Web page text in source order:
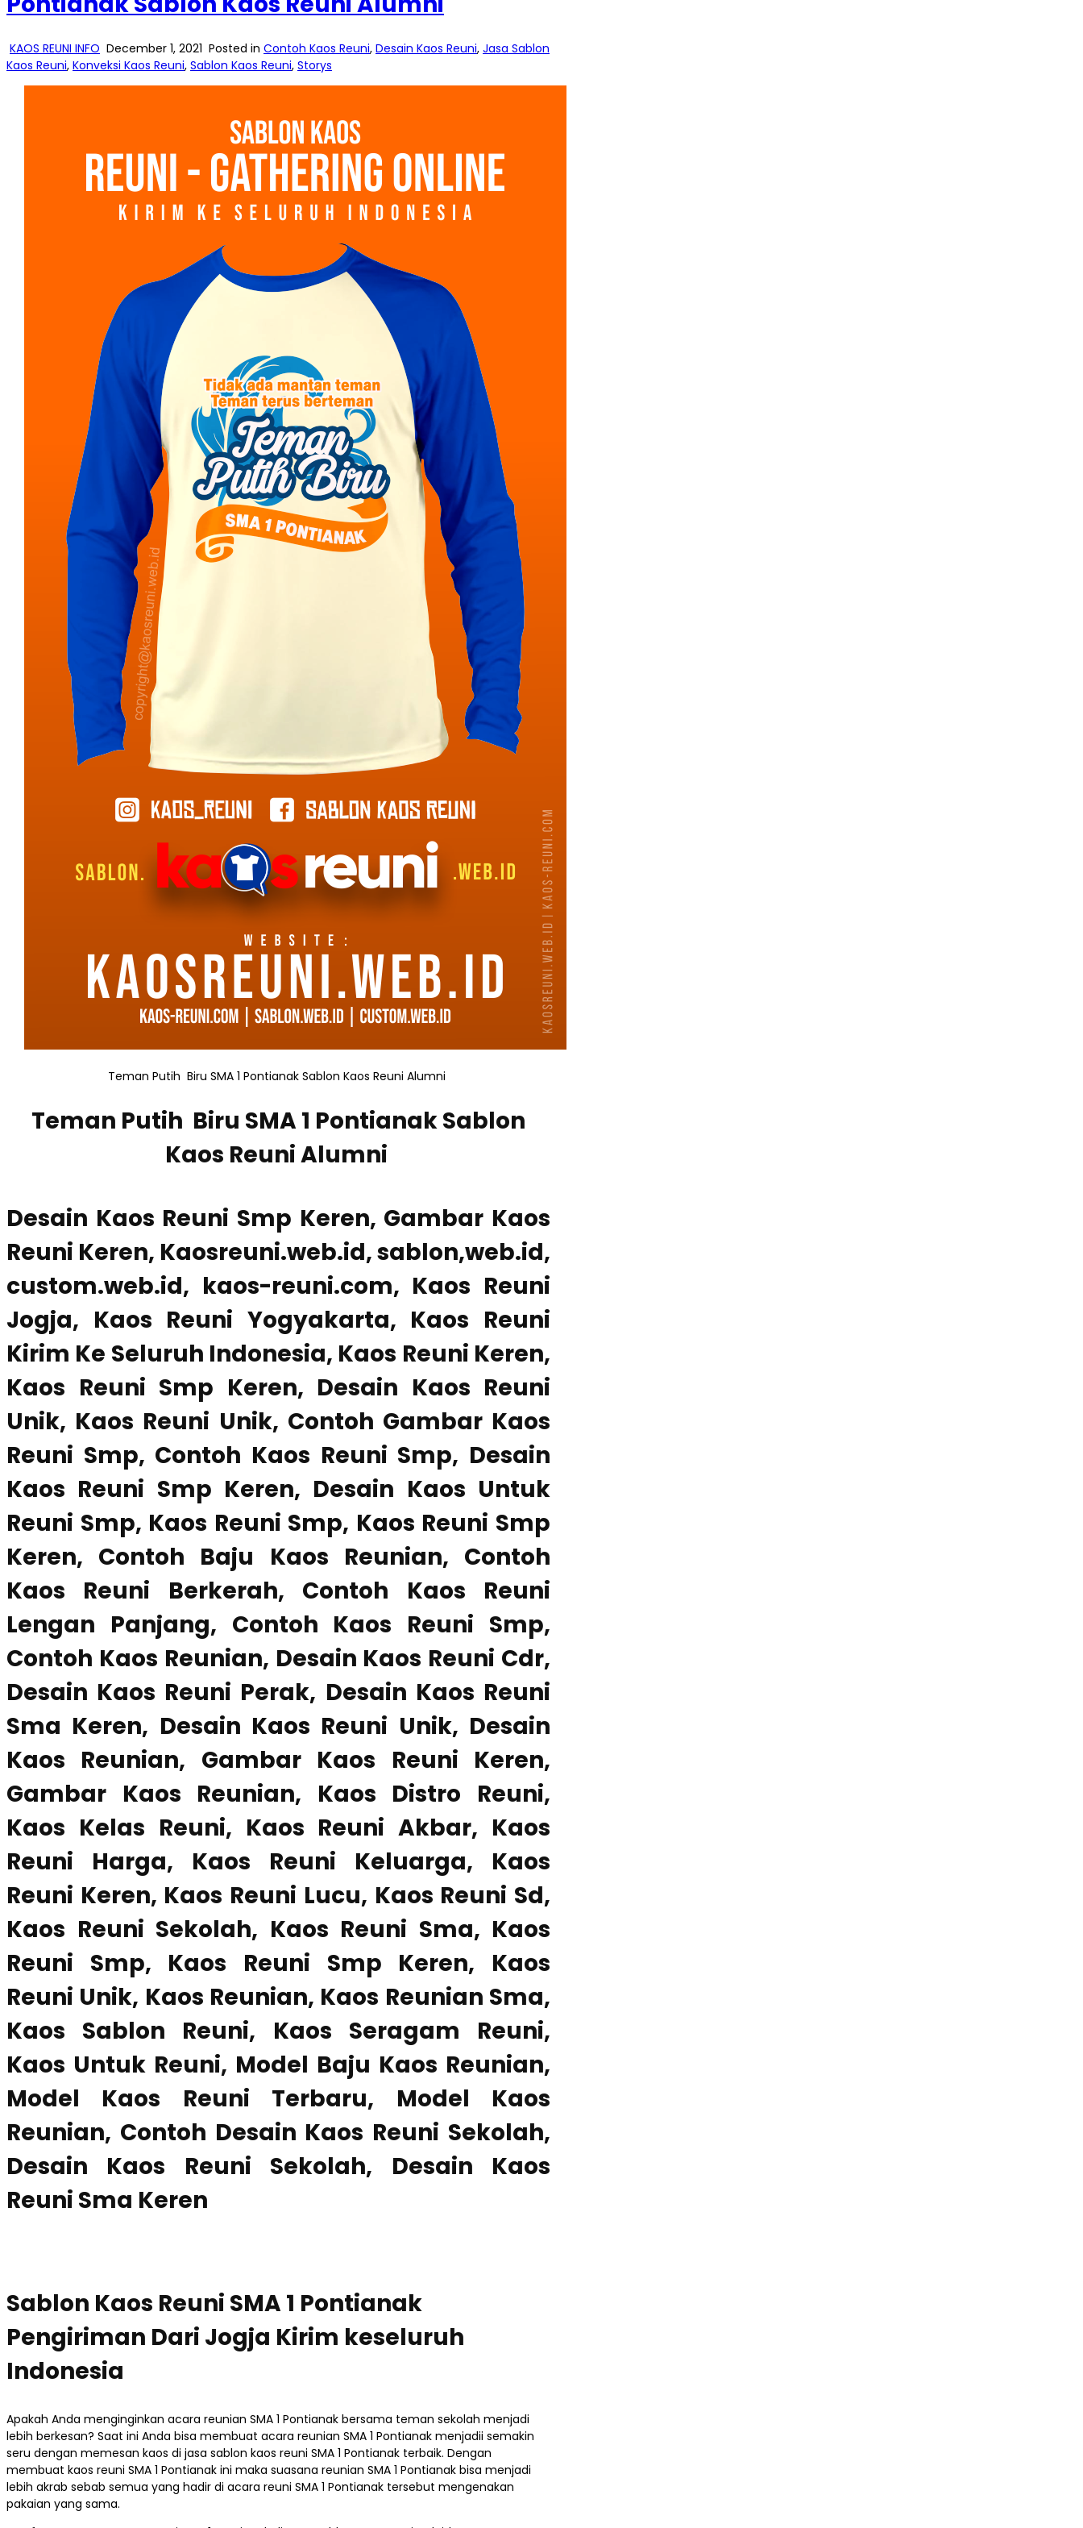
KAOS REUNI INFO December 1, 2021 Posted in Contoh Kaos Reuni, Desain Kaos Reuni, Jasa Sablon
Kaos Reuni, Konveksi Kaos Reuni, Sablon Kaos Reuni, Storys
Teman Putih Biru SMA 1 Pontianak Sablon Kaos Reuni Alumni
Teman Putih Biru SMA 1 Pontianak Sablon
Kaos Reuni Alumni
Desain Kaos Reuni Smp Keren, Gambar Kaos
Reuni Keren, Kaosreuni.web.id, sablon,web.id,
custom.web.id, kaos-reuni.com, Kaos Reuni
Jogja, Kaos Reuni Yogyakarta, Kaos Reuni
Kirim Ke Seluruh Indonesia, Kaos Reuni Keren,
Kaos Reuni Smp Keren, Desain Kaos Reuni
Unik, Kaos Reuni Unik, Contoh Gambar Kaos
Reuni Smp, Contoh Kaos Reuni Smp, Desain
Kaos Reuni Smp Keren, Desain Kaos Untuk
Reuni Smp, Kaos Reuni Smp, Kaos Reuni Smp
Keren, Contoh Baju Kaos Reunian, Contoh
Kaos Reuni Berkerah, Contoh Kaos Reuni
Lengan Panjang, Contoh Kaos Reuni Smp,
Contoh Kaos Reunian, Desain Kaos Reuni Cdr,
Desain Kaos Reuni Perak, Desain Kaos Reuni
Sma Keren, Desain Kaos Reuni Unik, Desain
Kaos Reunian, Gambar Kaos Reuni Keren,
Gambar Kaos Reunian, Kaos Distro Reuni,
Kaos Kelas Reuni, Kaos Reuni Akbar, Kaos
Reuni Harga, Kaos Reuni Keluarga, Kaos
Reuni Keren, Kaos Reuni Lucu, Kaos Reuni Sd,
Kaos Reuni Sekolah, Kaos Reuni Sma, Kaos
Reuni Smp, Kaos Reuni Smp Keren, Kaos
Reuni Unik, Kaos Reunian, Kaos Reunian Sma,
Kaos Sablon Reuni, Kaos Seragam Reuni,
Kaos Untuk Reuni, Model Baju Kaos Reunian,
Model Kaos Reuni Terbaru, Model Kaos
Reunian, Contoh Desain Kaos Reuni Sekolah,
Desain Kaos Reuni Sekolah, Desain Kaos
Reuni Sma Keren
Sablon Kaos Reuni SMA 1 Pontianak
Pengiriman Dari Jogja Kirim keseluruh
Indonesia
Apakah Anda menginginkan acara reunian SMA 1 Pontianak bersama teman sekolah menjadi
lebih berkesan? Saat ini Anda bisa membuat acara reunian SMA 1 Pontianak menjadii semakin
seru dengan memesan kaos di jasa sablon kaos reuni SMA 1 Pontianak terbaik. Dengan
membuat kaos reuni SMA 1 Pontianak ini maka suasana reunian SMA 1 Pontianak bisa menjadi
lebih akrab sebab semua yang hadir di acara reuni SMA 1 Pontianak tersebut mengenakan
pakaian yang sama.